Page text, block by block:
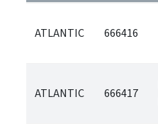
ATLANTIC 666416
ATLANTIC 666417